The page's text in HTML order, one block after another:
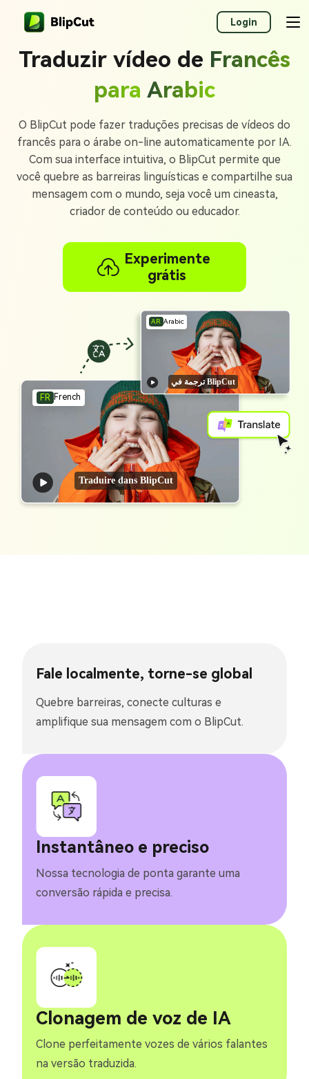
Login
Traduzir vídeo de Francês
para Arabic
O BlipCut pode fazer traduções precisas de vídeos do
francês para o árabe on-line automaticamente por IA.
Com sua interface intuitiva, o BlipCut permite que
você quebre as barreiras linguísticas e compartilhe sua
mensagem com o mundo, seja você um cineasta,
criador de conteúdo ou educador.
Experimente
grátis
FR French
AR Arabic
Traduire dans BlipCut
ترجمة في BlipCut
Instantâneo e preciso
Nossa tecnologia de ponta garante uma
conversão rápida e precisa.
Fale localmente, torne-se global
Quebre barreiras, conecte culturas e
amplifique sua mensagem com o BlipCut.
Clonagem de voz de IA
Clone perfeitamente vozes de vários falantes
na versão traduzida.